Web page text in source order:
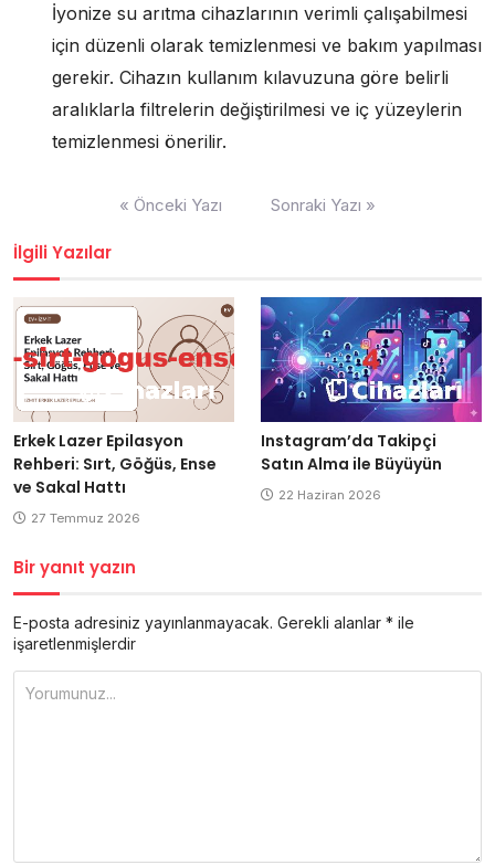
İyonize su arıtma cihazlarının verimli çalışabilmesi
için düzenli olarak temizlenmesi ve bakım yapılması
gerekir. Cihazın kullanım kılavuzuna göre belirli
aralıklarla filtrelerin değiştirilmesi ve iç yüzeylerin
temizlenmesi önerilir.
« Önceki Yazı Sonraki Yazı »
İlgili Yazılar
Erkek Lazer Epilasyon
Rehberi: Sırt, Göğüs, Ense
ve Sakal Hattı
27 Temmuz 2026
Instagram’da Takipçi
Satın Alma ile Büyüyün
22 Haziran 2026
Bir yanıt yazın
E-posta adresiniz yayınlanmayacak. Gerekli alanlar * ile
işaretlenmişlerdir